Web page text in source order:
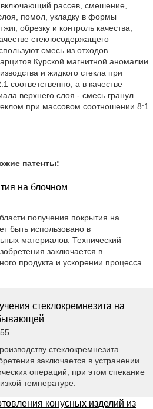
рассев, смешение,
помол, укладку в формы
обрезку и контроль качества,
стеклосодержащего
смесь из отходов
Курской магнитной аномалии
и жидкого стекла при
соответственно, а в качестве
верхнего слоя - смесь гранул
при массовом соотношении 8:1.
патенты:
на блочном
получения покрытия на
быть использовано в
материалов. Технический
заключается в
продукта и ускорении процесса
стеклокремнезита на
стеклокремнезита.
заключается в устранении
операций, при этом спекание
температуре.
конусных изделий из